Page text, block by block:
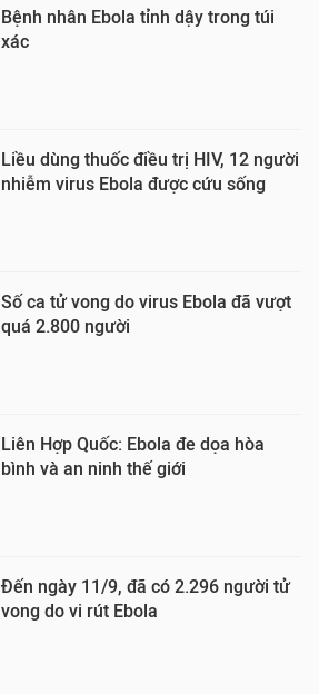
Bệnh nhân Ebola tỉnh dậy trong túi
xác
Liều dùng thuốc điều trị HIV, 12 người
nhiễm virus Ebola được cứu sống
Số ca tử vong do virus Ebola đã vượt
quá 2.800 người
Liên Hợp Quốc: Ebola đe dọa hòa
bình và an ninh thế giới
Đến ngày 11/9, đã có 2.296 người tử
vong do vi rút Ebola